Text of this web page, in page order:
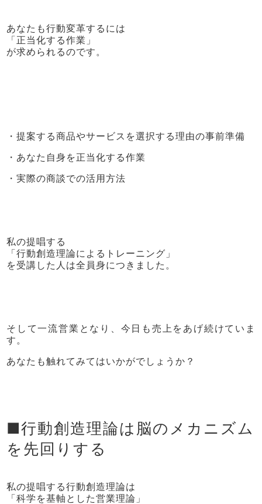
あなたも行動変革するには
「正当化する作業」
が求められるのです。
・提案する商品やサービスを選択する理由の事前準備
・あなた自身を正当化する作業
・実際の商談での活用方法
私の提唱する
「行動創造理論によるトレーニング」
を受講した人は全員身につきました。
そして一流営業となり、今日も売上をあげ続けていま
す。
あなたも触れてみてはいかがでしょうか？
■行動創造理論は脳のメカニズム
を先回りする
私の提唱する行動創造理論は
「科学を基軸とした営業理論」